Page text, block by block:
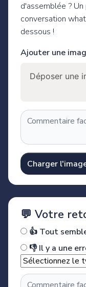
d'assemblée ?
conversation
dessous !
Ajouter une
Déposer une
Charger
💬 Votre
👍 Tout
👎 Il y a une